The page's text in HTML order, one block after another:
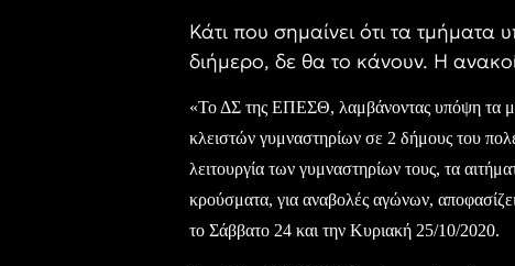
Κάτι που σημαίνει ότι τα
διήμερο, δε θα το κάνουν. Η
«Το ΔΣ της ΕΠΕΣΘ, λαμβάνοντας υπόψη τα
κλειστών γυμναστηρίων σε 2 δήμους του
λειτουργία των γυμναστηρίων τους, τα
κρούσματα, για αναβολές αγώνων,
το Σάββατο 24 και την Κυριακή 25/10/2020.